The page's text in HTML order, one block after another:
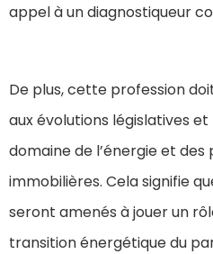
appel à un diagnostiqueur
De plus, cette profession
aux évolutions législatives
domaine de l’énergie et
immobilières. Cela signifie
seront amenés à jouer un
transition énergétique du